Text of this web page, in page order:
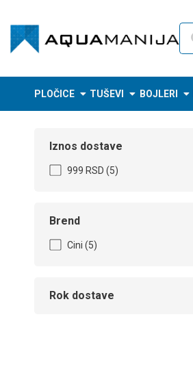
content
PLOČICE TUŠEVI BOJLERI
Iznos dostave
999 RSD (5)
Brend
Cini (5)
Rok dostave